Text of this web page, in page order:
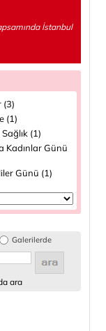
İstanbul
(3)
(1)
(1)
Kadınlar Günü
Günü (1)
Galerilerde
ara